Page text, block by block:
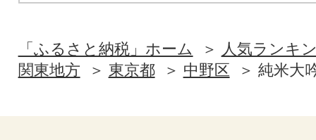
「ふるさと納税」ホーム
人気ランキ
関東地方
東京都 中野区 純米大